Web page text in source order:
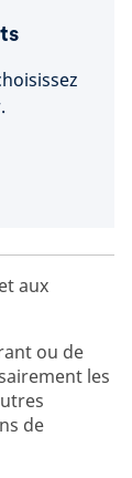
aux
ou de
les
de